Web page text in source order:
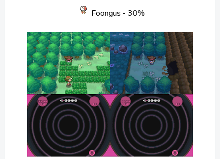
Foongus - 30%